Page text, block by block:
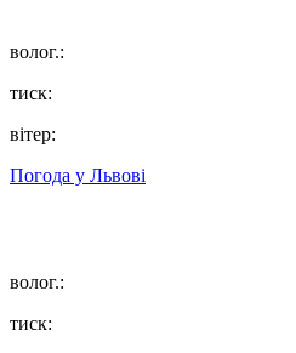
волог.:
тиск:
вітер:
Погода у Львові
волог.:
тиск: